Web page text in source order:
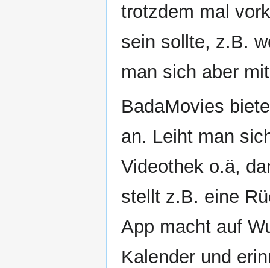
trotzdem mal
sein sollte, z.B.
man sich aber
BadaMovies
an. Leiht man
Videothek o.ä,
stellt z.B. eine
App macht auf
Kalender und